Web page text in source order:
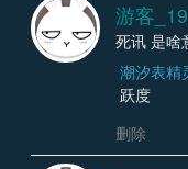
游客
死讯 是
潮汐表精
跃度
删除